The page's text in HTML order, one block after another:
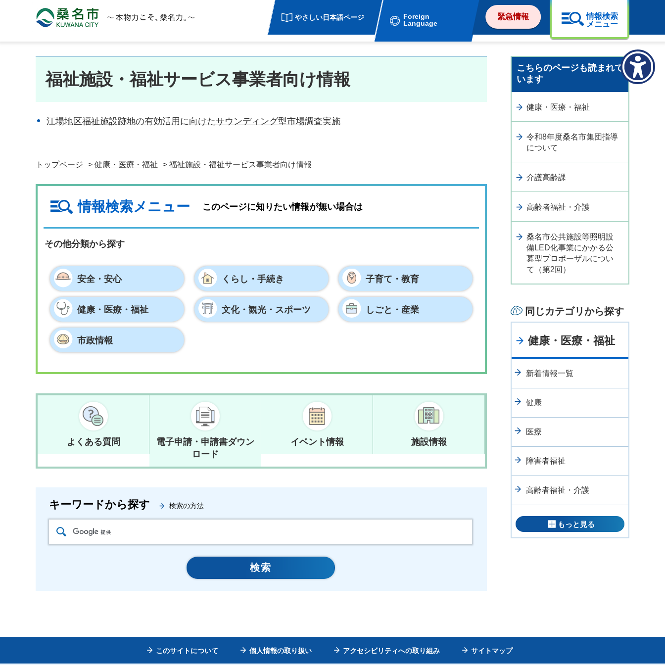
桑名市 KUWANA CITY 本物力こそ、桑名力。
やさしい日本語ページ
Foreign
Language
緊急情報
情報検索
メニュー
福祉施設・福祉サービス事業者向け情報
江場地区福祉施設跡地の有効活用に向けたサウンディング型市場調査実施
トップページ > 健康・医療・福祉 > 福祉施設・福祉サービス事業者向け情報
情報検索メニュー このページに知りたい情報が無い場合は
その他分類から探す
安全・安心 くらし・手続き 子育て・教育
健康・医療・ 福祉 文化・観光・ スポーツ しごと・産業
市政情報
よくある質問
電子申請・申請書ダウン
ロード
イベント情報 施設情報
キーワードから探す 検索の方法
こちらのページも読まれて
います
健康・医療・福祉
令和8年度桑名市集団指導
について
介護高齢課
高齢者福祉・介護
桑名市公共施設等照明設
備LED化事業にかかる公
募型プロポーザルについ
て（第2回）
同じカテゴリから探す
健康・医療・福祉
新着情報一覧
健康
医療
障害者福祉
高齢者福祉・介護
もっと見る
このサイトについて 個人情報の取り扱い アクセシビリティへの取り組み サイトマップ